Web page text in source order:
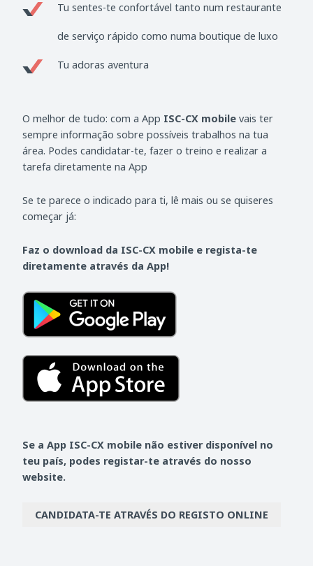
Tu sentes-te confortável tanto num restaurante
de serviço rápido como numa boutique de luxo
Tu adoras aventura
O melhor de tudo: com a App ISC-CX mobile vais ter
sempre informação sobre possíveis trabalhos na tua
área. Podes candidatar-te, fazer o treino e realizar a
tarefa diretamente na App
Se te parece o indicado para ti, lê mais ou se quiseres
começar já:
Faz o download da ISC-CX mobile e regista-te
diretamente através da App!
Se a App ISC-CX mobile não estiver disponível no
teu país, podes registar-te através do nosso
website.
CANDIDATA-TE ATRAVÉS DO REGISTO ONLINE